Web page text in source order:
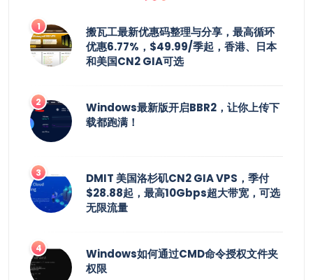
搬瓦工最新优惠码整理与分享，最高循环
优惠6.77%，$49.99/季起，香港、日本
和美国CN2 GIA可选
Windows最新版开启BBR2，让你上传下
载都跑满！
DMIT 美国洛杉矶CN2 GIA VPS，季付
$28.88起，最高10Gbps超大带宽，可选
无限流量
Windows如何通过CMD命令授权文件夹
权限